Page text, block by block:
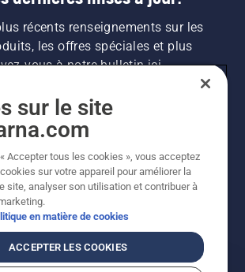
récents renseignements sur les
les offres spéciales et plus
vous à notre bulletin ici.
À LA NEWSLETTER
sur le site
Accepter tous les cookies », vous acceptez
sur votre appareil pour améliorer la
site, analyser son utilisation et contribuer à
en matière de cookies
ACCEPTER LES COOKIES